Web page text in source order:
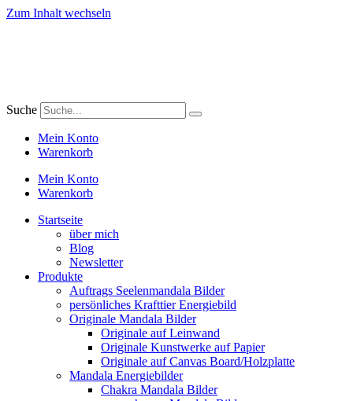
Zum Inhalt wechseln
Suche
Mein Konto
Warenkorb
Mein Konto
Warenkorb
Startseite
über mich
Blog
Newsletter
Produkte
Auftrags Seelenmandala Bilder
persönliches Krafttier Energiebild
Originale Mandala Bilder
Originale auf Leinwand
Originale Kunstwerke auf Papier
Originale auf Canvas Board/Holzplatte
Mandala Energiebilder
Chakra Mandala Bilder